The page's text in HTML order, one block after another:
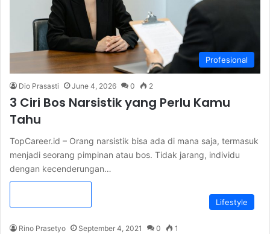
Profesional
Dio Prasasti June 4, 2026 0 2
3 Ciri Bos Narsistik yang Perlu Kamu
Tahu
TopCareer.id – Orang narsistik bisa ada di mana saja, termasuk
menjadi seorang pimpinan atau bos. Tidak jarang, individu
dengan kecenderungan…
Lifestyle
Rino Prasetyo September 4, 2021 0 1